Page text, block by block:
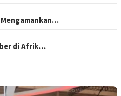
Mengamankan…
di Afrik…